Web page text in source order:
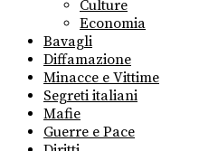
Culture
Economia
Bavagli
Diffamazione
Minacce e Vittime
Segreti italiani
Mafie
Guerre e Pace